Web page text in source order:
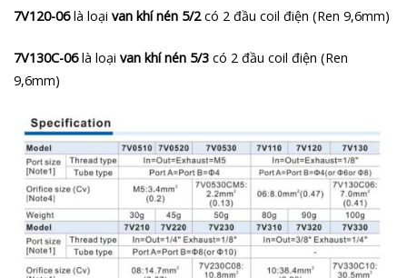
7V120-06là loại van khí nén 5/2có 2 đầu coil điện (Ren 9,6mm)
7V130C-06là loại van khí nén 5/3 có 2 đầu coil điện (Ren
9,6mm)